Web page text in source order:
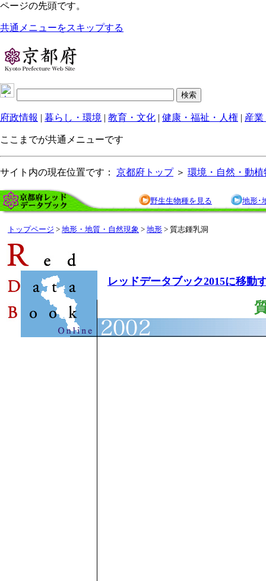
ページの先頭です。
共通メニューをスキップする
府政情報 | 暮らし・環境 | 教育・文化 | 健康・福祉・人権 | 産業
ここまでが共通メニューです
サイト内の現在位置です： 京都府トップ＞ 環境・自然・動植
野生生物種を見る 地形･
トップページ > 地形・地質・自然現象 > 地形 > 質志鍾乳洞
レッドデータブック2015に移動